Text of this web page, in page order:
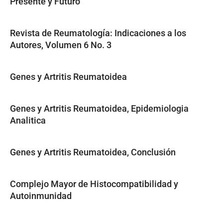
Revista de Reumatología: Indicaciones a los
Autores, Volumen 6 No. 3
Genes y Artritis Reumatoidea
Genes y Artritis Reumatoidea, Epidemiologia
Analitica
Genes y Artritis Reumatoidea, Conclusión
Complejo Mayor de Histocompatibilidad y
Autoinmunidad